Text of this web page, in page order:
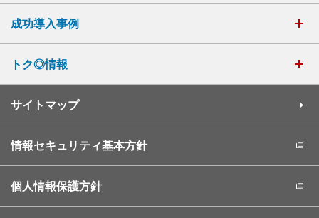
成功導入事例
トク◎情報
サイトマップ
情報セキュリティ基本方針
個人情報保護方針